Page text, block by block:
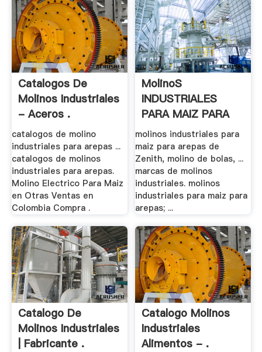
Catalogos De
Molinos Industriales
- Aceros .
catalogos de molino
industriales para arepas ...
catalogos de molinos
industriales para arepas.
Molino Electrico Para Maiz
en Otras Ventas en
Colombia Compra .
MolinoS
INDUSTRIALES
PARA MAIZ PARA
AREPAS
molinos industriales para
maiz para arepas de
Zenith, molino de bolas, ...
marcas de molinos
industriales. molinos
industriales para maiz para
arepas; ...
Catalogo De
Molinos Industriales
| Fabricante .
Catalogo Molinos
Industriales
Alimentos - .